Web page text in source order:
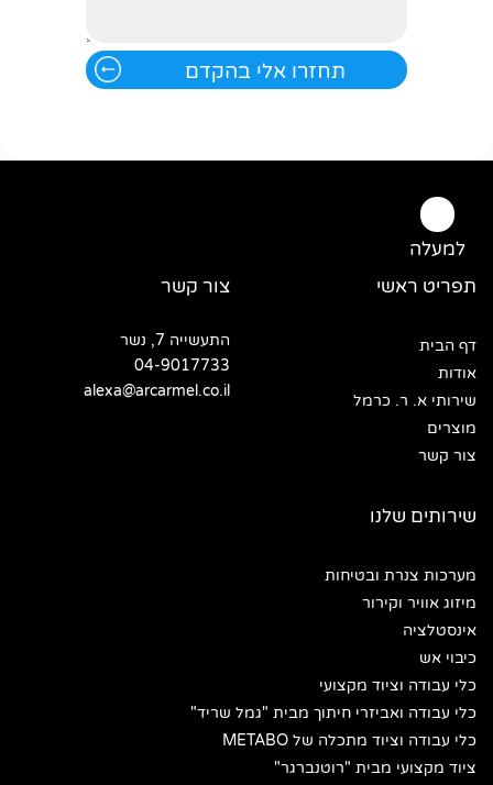
למעלה
תפריט ראשי
דף הבית
אודות
שירותי א. ר. כרמל
מוצרים
צור קשר
שירותים שלנו
מערכות צנרת ובטיחות
מיזוג אוויר וקירור
אינסטלציה
כיבוי אש
כלי עבודה וציוד מקצועי
כלי עבודה ואביזרי חיתוך מבית "גמל שריד"
כלי עבודה וציוד מתכלה של METABO
ציוד מקצועי מבית "רוטנברגר"
צור קשר
התעשייה 7, נשר
04-9017733
alexa@arcarmel.co.il